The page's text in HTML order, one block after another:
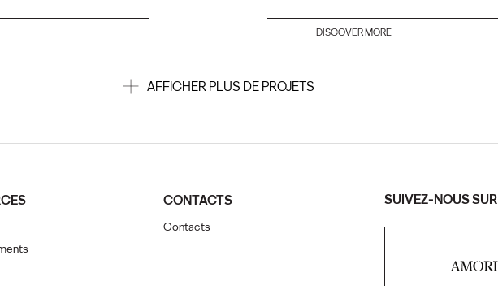
DISCOVER MORE
AFFICHER PLUS DE PROJETS
CONTACTS
Contacts
SUIVEZ-NOUS SUR